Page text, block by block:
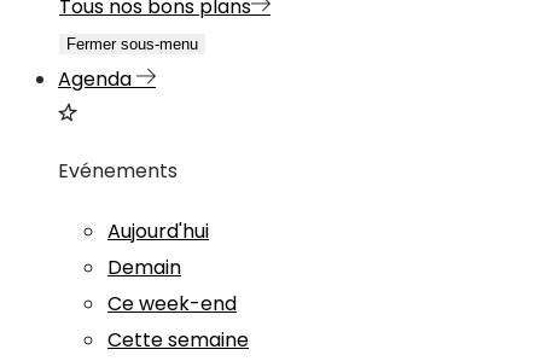
Tous nos bons plans
Fermer sous-menu
Agenda
Evénements
Aujourd'hui
Demain
Ce week-end
Cette semaine